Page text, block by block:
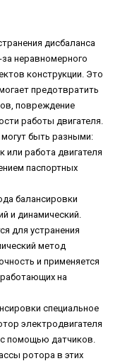
дисбаланса
неравномерного
конструкции. Это
предотвратить
повреждение
работы двигателя.
быть разными:
или работа двигателя
паспортных
балансировки
и динамический.
для устранения
метод
и применяется
на
специальное
электродвигателя
с помощью датчиков.
ротора в этих